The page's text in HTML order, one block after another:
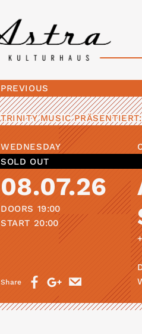
PREVIOUS
TRINITY MUSICPRÄSENTIERT:
SOLD OUT
WEDNESDAY
08.07.26
DOORS 19:00
START 20:00
Share